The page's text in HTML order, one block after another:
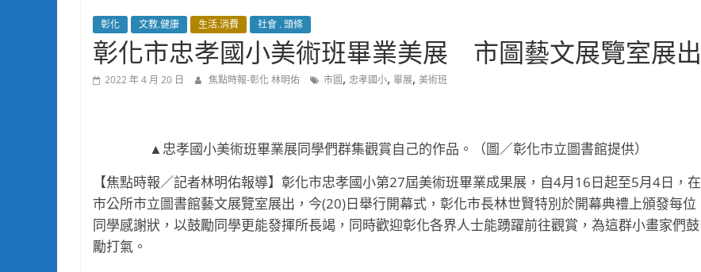
彰化 文教.健康 生活.消費 社會 . 頭條
彰化市忠孝國小美術班畢業美展 市圖藝文展覽室展出
2022 年 4 月 20 日 焦點時報-彰化 林明佑 市圖, 忠孝國小, 畢展, 美術班
▲忠孝國小美術班畢業展同學們群集觀賞自己的作品。（圖／彰化市立圖書館提供）
【焦點時報／記者林明佑報導】彰化市忠孝國小第27屆美術班畢業成果展，自4月16日起至5月4日，在
市公所市立圖書館藝文展覽室展出，今(20)日舉行開幕式，彰化市長林世賢特別於開幕典禮上頒發每位
同學感謝狀，以鼓勵同學更能發揮所長竭，同時歡迎彰化各界人士能踴躍前往觀賞，為這群小畫家們鼓
勵打氣。